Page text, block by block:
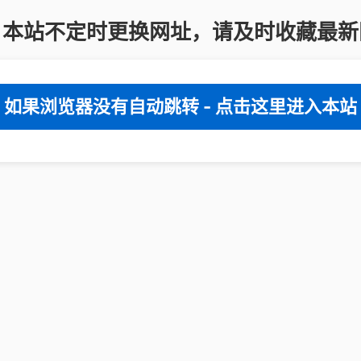
站不定时更换网址，请及时收藏最
如果浏览器没有自动跳转 - 点击这里进入本站